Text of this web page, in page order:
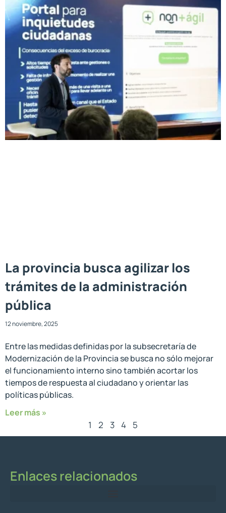
La provincia busca agilizar los
trámites de la administración
pública
12 noviembre, 2025
Entre las medidas definidas por la subsecretaría de
Modernización de la Provincia se busca no sólo mejorar
el funcionamiento interno sino también acortar los
tiempos de respuesta al ciudadano y orientar las
políticas públicas.
Leer más »
1 2 3 4 5
Enlaces relacionados